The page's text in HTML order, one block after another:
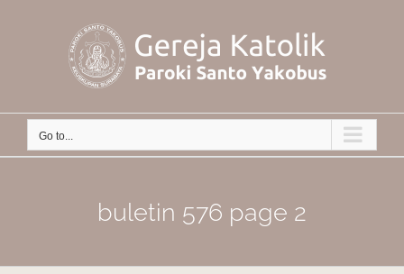
Go to...
buletin 576 page 2